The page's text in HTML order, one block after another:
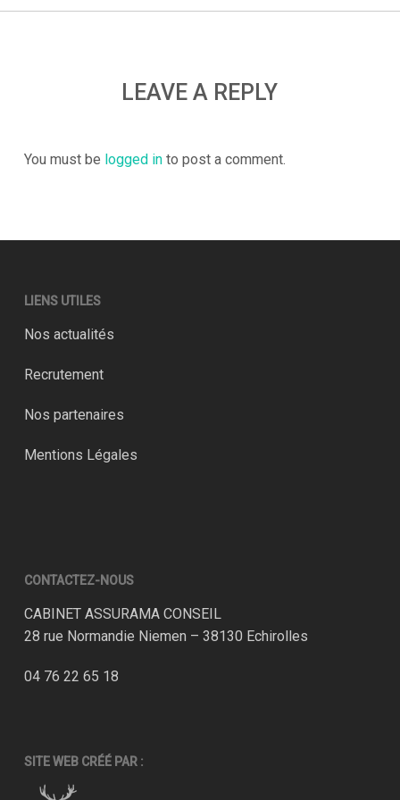
LEAVE A REPLY
You must be logged into post a comment.
LIENS UTILES
Nos actualités
Recrutement
Nos partenaires
Mentions Légales
CONTACTEZ-NOUS
CABINET ASSURAMA CONSEIL
28 rue Normandie Niemen – 38130 Echirolles
04 76 22 65 18
SITE WEB CRÉÉ PAR :